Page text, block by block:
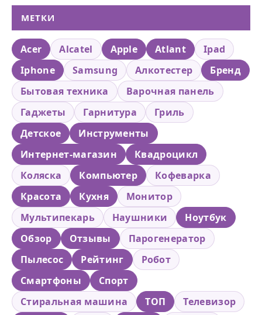
МЕТКИ
Acer Alcatel Apple Atlant
Ipad
Iphone
Samsung Алкотестер
Бренд
Бытовая техника
Варочная панель
Гаджеты
Гарнитура
Гриль
Детское
Инструменты
Интернет-магазин
Квадроцикл
Коляска
Компьютер
Кофеварка
Красота
Кухня
Монитор
Мультипекарь
Наушники
Ноутбук
Обзор
Отзывы
Парогенератор
Пылесос
Рейтинг
Робот
Смартфоны
Спорт
Стиральная машина
ТОП
Телевизор